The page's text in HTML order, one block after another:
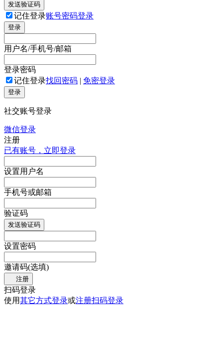
发送验证码
记住登录账号密码登录
登录
用户名/手机号/邮箱
登录密码
记住登录找回密码 | 免密登录
登录
社交账号登录
微信登录
注册
已有账号，立即登录
设置用户名
手机号或邮箱
验证码
发送验证码
设置密码
邀请码(选填)
注册
扫码登录
使用其它方式登录或注册扫码登录